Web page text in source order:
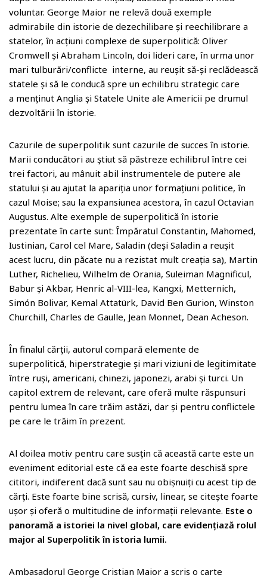
voluntar. George Maior ne relevă două exemple
admirabile din istorie de dezechilibare și reechilibrare a
statelor, în acțiuni complexe de superpolitică: Oliver
Cromwell și Abraham Lincoln, doi lideri care, în urma unor
mari tulburări/conflicte interne, au reușit să-și reclădească
statele și să le conducă spre un echilibru strategic care
a menținut Anglia și Statele Unite ale Americii pe drumul
dezvoltării în istorie.
Cazurile de superpolitik sunt cazurile de succes în istorie.
Marii conducători au știut să păstreze echilibrul între cei
trei factori, au mânuit abil instrumentele de putere ale
statului și au ajutat la apariția unor formațiuni politice, în
cazul Moise; sau la expansiunea acestora, în cazul Octavian
Augustus. Alte exemple de superpolitică în istorie
prezentate în carte sunt: Împăratul Constantin, Mahomed,
Iustinian, Carol cel Mare, Saladin (deși Saladin a reușit
acest lucru, din păcate nu a rezistat mult creația sa), Martin
Luther, Richelieu, Wilhelm de Orania, Suleiman Magnificul,
Babur și Akbar, Henric al-VIII-lea, Kangxi, Metternich,
Simón Bolivar, Kemal Attatürk, David Ben Gurion, Winston
Churchill, Charles de Gaulle, Jean Monnet, Dean Acheson.
În finalul cărții, autorul compară elemente de
superpolitică, hiperstrategie și mari viziuni de legitimitate
între ruși, americani, chinezi, japonezi, arabi și turci. Un
capitol extrem de relevant, care oferă multe răspunsuri
pentru lumea în care trăim astăzi, dar și pentru conflictele
pe care le trăim în prezent.
Al doilea motiv pentru care susțin că această carte este un
eveniment editorial este că ea este foarte deschisă spre
cititori, indiferent dacă sunt sau nu obișnuiți cu acest tip de
cărți. Este foarte bine scrisă, cursiv, linear, se citește foarte
ușor și oferă o multitudine de informații relevante. Este o
panoramă a istoriei la nivel global, care evidențiază rolul
major al Superpolitik în istoria lumii.
Ambasadorul George Cristian Maior a scris o carte